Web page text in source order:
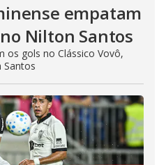
empatam
Nilton Santos
os gols no Clássico Vovô,
Santos